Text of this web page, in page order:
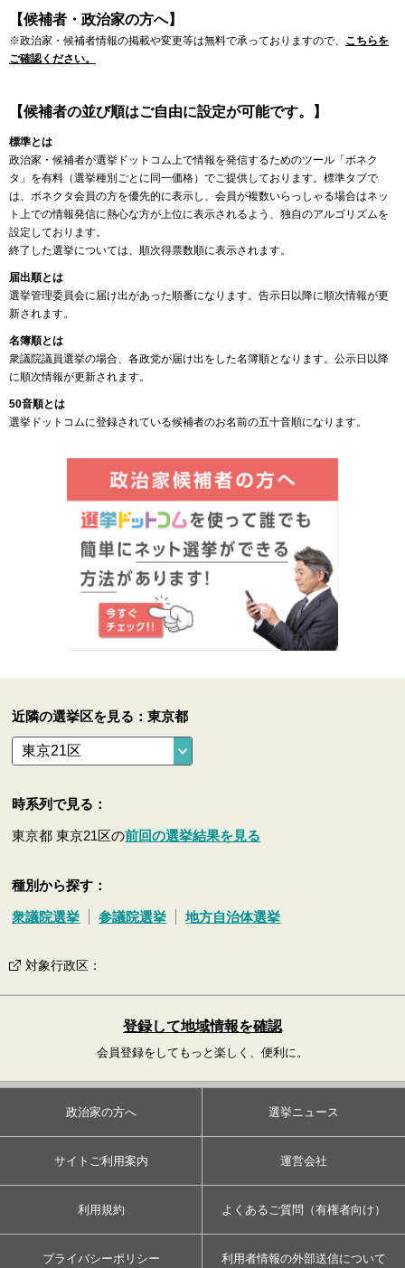
【候補者・政治家の方へ】
※政治家・候補者情報の掲載や変更等は無料で承っておりますので、 こちらを
ご確認ください。
【候補者の並び順はご自由に設定が可能です。】
標準とは
政治家・候補者が選挙ドットコム上で情報を発信するためのツール「ボネク
タ」を有料（選挙種別ごとに同一価格）でご提供しております。標準タブで
は、ボネクタ会員の方を優先的に表示し、会員が複数いらっしゃる場合はネッ
ト上での情報発信に熱心な方が上位に表示されるよう、独自のアルゴリズムを
設定しております。
終了した選挙については、順次得票数順に表示されます。
届出順とは
選挙管理委員会に届け出があった順番になります。告示日以降に順次情報が更
新されます。
名簿順とは
衆議院議員選挙の場合、各政党が届け出をした名簿順となります。公示日以降
に順次情報が更新されます。
50音順とは
選挙ドットコムに登録されている候補者のお名前の五十音順になります。
近隣の選挙区を見る：東京都
時系列で見る：
東京都 東京21区の前回の選挙結果を見る
種別から探す：
衆議院選挙 参議院選挙 地方自治体選挙
対象行政区 ：
登録して地域情報を確認
会員登録をしてもっと楽しく、便利に。
政治家の方へ 選挙ニュース
サイトご利用案内 運営会社
利用規約 よくあるご質問（有権者向け）
プライバシーポリシー 利用者情報の外部送信について